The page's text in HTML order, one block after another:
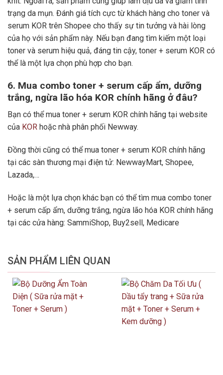
trạng da mụn. Đánh giá tích cực từ khách hàng cho toner và
serum KOR trên Shopee cho thấy sự tin tưởng và hài lòng
của họ với sản phẩm này. Nếu bạn đang tìm kiếm một loại
toner và serum hiệu quả, đáng tin cậy, toner + serum KOR có
thể là một lựa chọn phù hợp cho bạn.
6. Mua combo toner + serum cấp ẩm, dưỡng
trắng, ngừa lão hóa KOR chính hãng ở đâu?
Bạn có thể mua toner + serum KOR chính hãng tại website
của KOR hoặc nhà phân phối Newway.
Đồng thời cũng có thể mua toner + serum KOR chính hãng
tại các sàn thương mại điện tử: NewwayMart, Shopee,
Lazada,…
Hoặc là một lựa chọn khác bạn có thể tìm mua combo toner
+ serum cấp ẩm, dưỡng trắng, ngừa lão hóa KOR chính hãng
tại các cửa hàng: SammiShop, Buy2sell, Medicare
SẢN PHẨM LIÊN QUAN